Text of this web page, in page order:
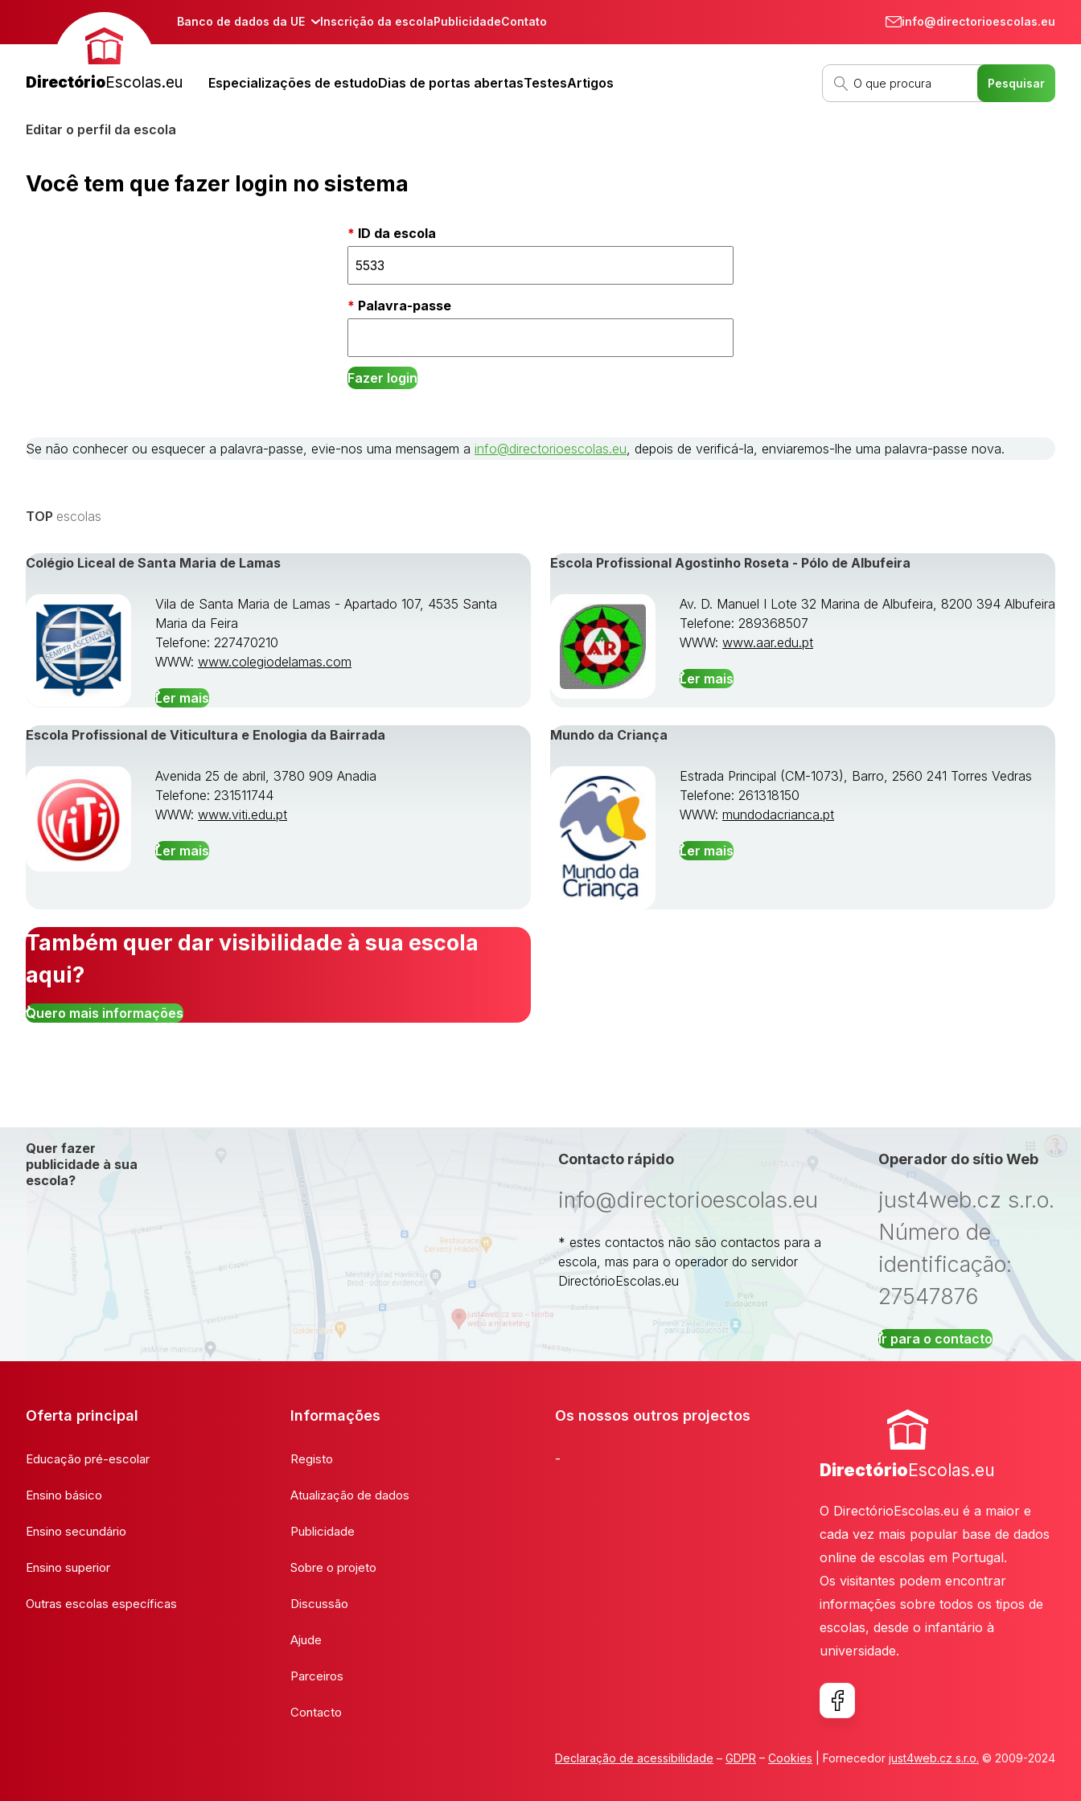
Banco de dados da UE Inscrição da escolaPublicidadeContato info@directorioescolas.eu
DirectórioEscolas.eu Especializações de estudoDias de portas abertasTestesArtigos
Editar o perfil da escola
Você tem que fazer login no sistema
ID da escola
Palavra-passe
Se não conhecer ou esquecer a palavra-passe, evie-nos uma mensagem a info@directorioescolas.eu , depois de verificá-la, enviaremos-lhe uma palavra-passe nova.
TOP escolas
Colégio Liceal de Santa Maria de Lamas
Vila de Santa Maria de Lamas - Apartado 107, 4535 Santa
Maria da Feira
Telefone: 227470210
WWW: www.colegiodelamas.com
Ler mais
Escola Profissional Agostinho Roseta - Pólo de Albufeira
Av. D. Manuel I Lote 32 Marina de Albufeira, 8200 394 Albufeira
Telefone: 289368507
WWW: www.aar.edu.pt
Ler mais
Escola Profissional de Viticultura e Enologia da Bairrada
Avenida 25 de abril, 3780 909 Anadia
Telefone: 231511744
WWW: www.viti.edu.pt
Ler mais
Mundo da Criança
Estrada Principal (CM-1073), Barro, 2560 241 Torres Vedras
Telefone: 261318150
WWW: mundodacrianca.pt
Ler mais
Também quer dar visibilidade à sua escola
aqui?
Quero mais informações
Quer fazer
publicidade à sua
escola?
Contacto rápido
info@directorioescolas.eu
* estes contactos não são contactos para a
escola, mas para o operador do servidor
DirectórioEscolas.eu
Operador do sítio Web
just4web.cz s.r.o.
Número de
identificação:
27547876
Ir para o contacto
Oferta principal
Educação pré-escolar
Ensino básico
Ensino secundário
Ensino superior
Outras escolas específicas
Informações
Registo
Atualização de dados
Publicidade
Sobre o projeto
Discussão
Ajude
Parceiros
Contacto
Os nossos outros projectos
-
DirectórioEscolas.eu
O DirectórioEscolas.eu é a maior e
cada vez mais popular base de dados
online de escolas em Portugal.
Os visitantes podem encontrar
informações sobre todos os tipos de
escolas, desde o infantário à
universidade.
Declaração de acessibilidade – GDPR – Cookies | Fornecedor just4web.cz s.r.o. © 2009-2024